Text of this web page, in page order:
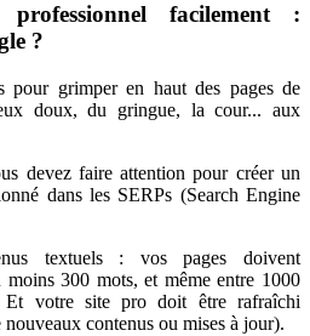
facilement :
?
pour grimper en haut des pages de
doux, du gringue, la cour... aux
devez faire attention pour créer un
dans les SERPs (Search Engine
textuels : vos pages doivent
moins 300 mots, et même entre 1000
votre site pro doit être rafraîchi
contenus ou mises à jour).